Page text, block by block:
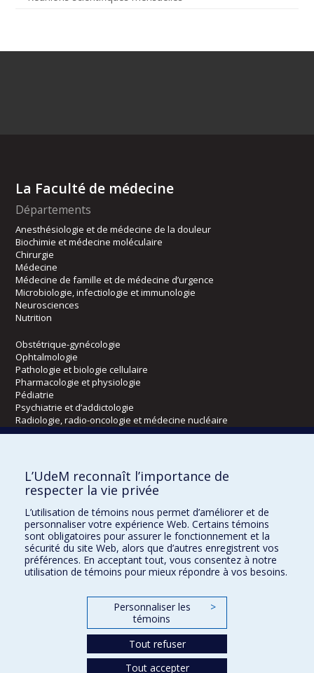
La Faculté de médecine
Départements
Anesthésiologie et de médecine de la douleur
Biochimie et médecine moléculaire
Chirurgie
Médecine
Médecine de famille et de médecine d’urgence
Microbiologie, infectiologie et immunologie
Neurosciences
Nutrition
Obstétrique-gynécologie
Ophtalmologie
Pathologie et biologie cellulaire
Pharmacologie et physiologie
Pédiatrie
Psychiatrie et d’addictologie
Radiologie, radio-oncologie et médecine nucléaire
Kinésiologie et des sciences de l’activité physique
Orthophonie et audiologie
Réadaptation
Directions
DPC
CPASS
L’UdeM reconnaît l’importance de
respecter la vie privée
L’utilisation de témoins nous permet d’améliorer et de
personnaliser votre expérience Web. Certains témoins
sont obligatoires pour assurer le fonctionnement et la
sécurité du site Web, alors que d’autres enregistrent vos
préférences. En acceptant tout, vous consentez à notre
utilisation de témoins pour mieux répondre à vos besoins.
Personnaliser les
témoins
>
Tout refuser
Tout accepter